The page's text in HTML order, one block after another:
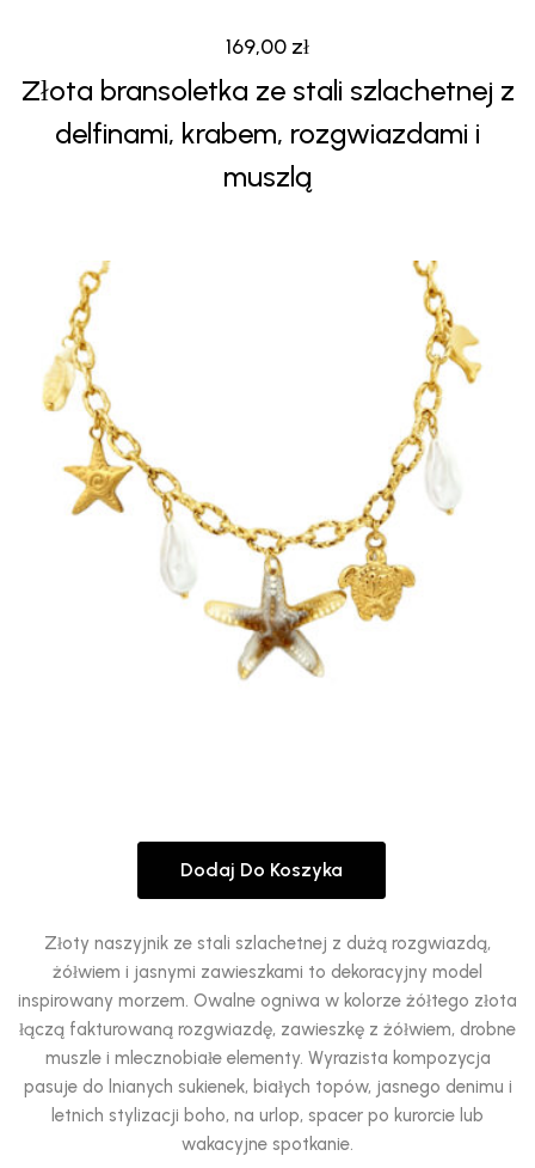
Złota bransoletka ze stali szlachetnej z
delfinami, krabem, rozgwiazdami i
muszlą
169,00 zł
Złoty naszyjnik ze stali szlachetnej z dużą rozgwiazdą,
żółwiem i jasnymi zawieszkami to dekoracyjny model
inspirowany morzem. Owalne ogniwa w kolorze żółtego złota
łączą fakturowaną rozgwiazdę, zawieszkę z żółwiem, drobne
muszle i mlecznobiałe elementy. Wyrazista kompozycja
pasuje do lnianych sukienek, białych topów, jasnego denimu i
letnich stylizacji boho, na urlop, spacer po kurorcie lub
wakacyjne spotkanie.
Dodaj Do Koszyka